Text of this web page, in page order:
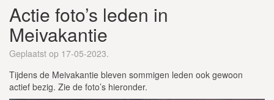
Actie foto’s leden in
Meivakantie
Geplaatst op 17-05-2023.
Tijdens de Meivakantie bleven sommigen leden ook gewoon
actief bezig. Zie de foto’s hieronder.